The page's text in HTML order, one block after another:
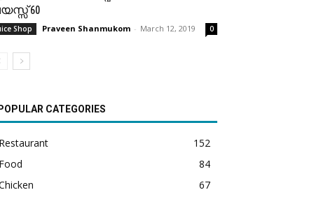
60
Shop Praveen Shanmukom - March 12, 2019 0
POPULAR CATEGORIES
Restaurant
152
Food
84
67